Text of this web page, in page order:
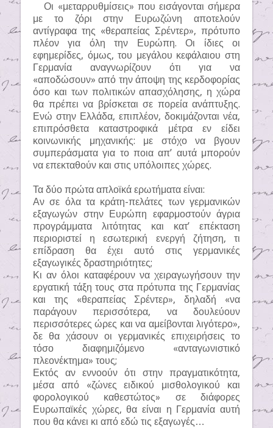
Οι «μεταρρυθμίσεις» που εισάγονται σήμερα
με το ζόρι στην Ευρωζώνη αποτελούν
αντίγραφα της «θεραπείας Σρέντερ», πρότυπο
πλέον για όλη την Ευρώπη. Οι ίδιες οι
εφημερίδες, όμως, του μεγάλου κεφάλαιου στη
Γερμανία αναγνωρίζουν ότι για να
«αποδώσουν» από την άποψη της κερδοφορίας
όσο και των πολιτικών απασχόλησης, η χώρα
θα πρέπει να βρίσκεται σε πορεία ανάπτυξης.
Ενώ στην Ελλάδα, επιπλέον, δοκιμάζονται νέα,
επιπρόσθετα καταστροφικά μέτρα εν είδει
κοινωνικής μηχανικής: με στόχο να βγουν
συμπεράσματα για το ποια απ’ αυτά μπορούν
να επεκταθούν και στις υπόλοιπες χώρες.
Τα δύο πρώτα απλοϊκά ερωτήματα είναι:
Αν σε όλα τα κράτη-πελάτες των γερμανικών
εξαγωγών στην Ευρώπη εφαρμοστούν άγρια
προγράμματα λιτότητας και κατ’ επέκταση
περιοριστεί η εσωτερική ενεργή ζήτηση, τι
επίδραση θα έχει αυτό στις γερμανικές
εξαγωγικές δραστηριότητες;
Κι αν όλοι καταφέρουν να χειραγωγήσουν την
εργατική τάξη τους στα πρότυπα της Γερμανίας
και της «θεραπείας Σρέντερ», δηλαδή «να
παράγουν περισσότερα, να δουλεύουν
περισσότερες ώρες και να αμείβονται λιγότερο»,
δε θα χάσουν οι γερμανικές επιχειρήσεις το
τόσο διαφημιζόμενο «ανταγωνιστικό
πλεονέκτημα» τους;
Εκτός αν εννοούν ότι στην πραγματικότητα,
μέσα από «ζώνες ειδικού μισθολογικού και
φορολογικού καθεστώτος» σε διάφορες
Ευρωπαϊκές χώρες, θα είναι η Γερμανία αυτή
που θα κάνει κι από εδώ τις εξαγωγές…